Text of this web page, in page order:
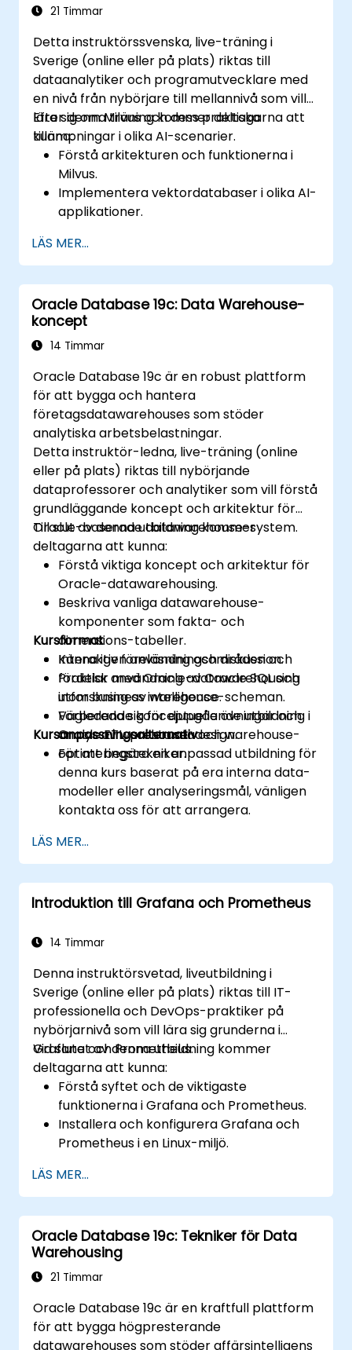
21 Timmar
Detta instruktörssvenska, live-träning i
Sverige (online eller på plats) riktas till
dataanalytiker och programutvecklare med
en nivå från nybörjare till mellannivå som vill
lära sig om Milvus och dess praktiska
tillämpningar i olika AI-scenarier.
Efter denna träning kommer deltagarna att
kunna:
Förstå arkitekturen och funktionerna i
Milvus.
Implementera vektordatabaser i olika AI-
applikationer.
noggrannhet och hastighet.
Tillämpa Milvus på verklivs AI-utmaningar.
LÄS MER...
Oracle Database 19c: Data Warehouse-
koncept
14 Timmar
Oracle Database 19c är en robust plattform
för att bygga och hantera
företagsdatawarehouses som stöder
analytiska arbetsbelastningar.
Detta instruktör-ledna, live-träning (online
eller på plats) riktas till nybörjande
dataprofessorer och analytiker som vill förstå
grundläggande koncept och arkitektur för
Oracle-baserade datawarehouse-system.
Till slut av denna utbildning kommer
deltagarna att kunna:
Förstå viktiga koncept och arkitektur för
Oracle-datawarehousing.
Beskriva vanliga datawarehouse-
komponenter som fakta- och
dimensions-tabeller.
Känna igen användningsområden och
fördelar med Oracle-datawarehousing
inom business intelligence.
Förbereda sig för djupgående utbildning i
Oracle ETL, prestanda och warehouse-
optimeringstekniker.
Kursformat
Interaktiv föreläsning och diskussion.
Praktisk användning av Oracle SQL och
utforskning av warehouse-scheman.
Vägledande konceptuella övningar och
analys av warehouse-design.
Kursanpassningsalternativ
För att begära en anpassad utbildning för
denna kurs baserat på era interna data-
modeller eller analyseringsmål, vänligen
kontakta oss för att arrangera.
LÄS MER...
Introduktion till Grafana och Prometheus
14 Timmar
Denna instruktörsvetad, liveutbildning i
Sverige (online eller på plats) riktas till IT-
professionella och DevOps-praktiker på
nybörjarnivå som vill lära sig grunderna i
Grafana och Prometheus.
Vid slutet av denna utbildning kommer
deltagarna att kunna:
Förstå syftet och de viktigaste
funktionerna i Grafana och Prometheus.
Installera och konfigurera Grafana och
Prometheus i en Linux-miljö.
instrumentpaneler i Grafana.
Övervaka systemmätvärden och
visualisera data med Prometheus.
LÄS MER...
Oracle Database 19c: Tekniker för Data
Warehousing
21 Timmar
Oracle Database 19c är en kraftfull plattform
för att bygga högpresterande
datawarehouses som stöder affärsintelligens